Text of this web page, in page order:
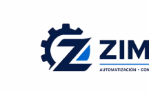
contenido